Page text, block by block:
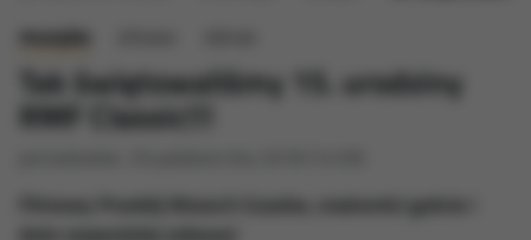
muzyka
Tak świętowaliśmy 15. urodziny
RMF Classic!!!
Filmowy Przebój Wszech Czasów, znakomici goście i